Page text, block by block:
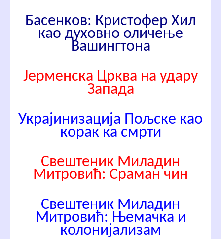
Басенков: Кристофер Хил
као духовно оличење
Вашингтона
Јерменска Црква на удару
Запада
Украjинизација Пољске као
корак ка смрти
Свештеник Миладин
Митровић: Сраман чин
Свештеник Миладин
Митровић: Њемачка и
колонијализам